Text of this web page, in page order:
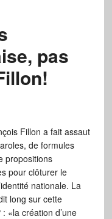
pas
Fillon a fait assaut
de formules
propositions
pour clôturer le
nationale. La
long sur cette
«la création d’une